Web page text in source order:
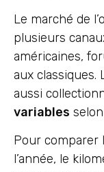
Le marché de
plusieurs
américaines,
aux
aussi
variables
Pour comparer
l’année, le